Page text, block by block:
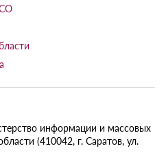
информации и массовых
(410042, г. Саратов, ул.